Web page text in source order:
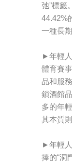
弛”標籤
44.42%
一種長
►年輕
體育賽
品和服
鎖酒館
多的年
其本質
►年輕
捧的“洞